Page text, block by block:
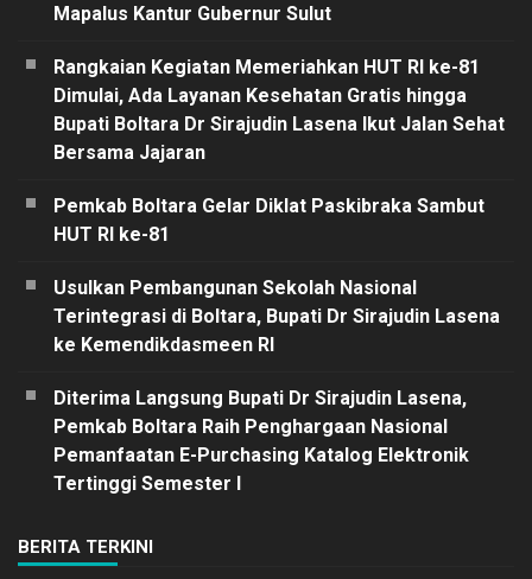
Mapalus Kantur Gubernur Sulut
Rangkaian Kegiatan Memeriahkan HUT RI ke-81
Dimulai, Ada Layanan Kesehatan Gratis hingga
Bupati Boltara Dr Sirajudin Lasena Ikut Jalan Sehat
Bersama Jajaran
Pemkab Boltara Gelar Diklat Paskibraka Sambut
HUT RI ke-81
Usulkan Pembangunan Sekolah Nasional
Terintegrasi di Boltara, Bupati Dr Sirajudin Lasena
ke Kemendikdasmeen RI
Diterima Langsung Bupati Dr Sirajudin Lasena,
Pemkab Boltara Raih Penghargaan Nasional
Pemanfaatan E-Purchasing Katalog Elektronik
Tertinggi Semester I
BERITA TERKINI